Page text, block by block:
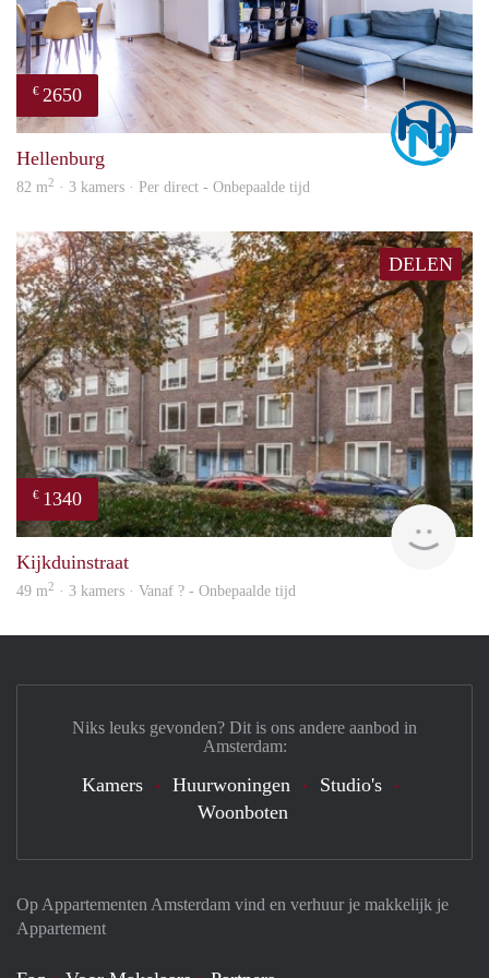
€ 2650
Hellenburg
82 m2 · 3 kamers · Per direct - Onbepaalde tijd
DELEN
€ 1340
rent
Kijkduinstraat
49 m2 · 3 kamers · Vanaf ? - Onbepaalde tijd
Op Appartementen Amsterdam vind en verhuur je makkelijk je
Appartement
Niks leuks gevonden? Dit is ons andere aanbod in
Amsterdam:
Kamers Huurwoningen
Studio's
Woonboten